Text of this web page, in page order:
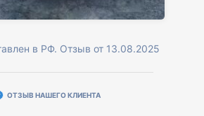
в РФ. Отзыв от 13.08.2025
ОТЗЫВ НАШЕГО КЛИЕНТА